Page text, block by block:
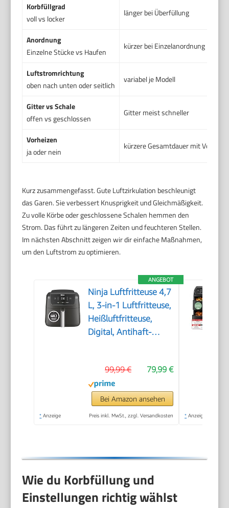
Korbfüllgrad
voll vs locker
länger bei Überfüllung
Anordnung
Einzelne Stücke vs Haufen
kürzer bei Einzelanordnung
Luftstromrichtung
oben nach unten oder seitlich
variabel je Modell
Gitter vs Schale
offen vs geschlossen
Gitter meist schneller
Vorheizen
ja oder nein
kürzere Gesamtdauer mit
Kurz zusammengefasst. Gute Luftzirkulation beschleunigt
das Garen. Sie verbessert Knusprigkeit und Gleichmäßigkeit.
Zu volle Körbe oder geschlossene Schalen hemmen den
Strom. Das führt zu längeren Zeiten und feuchteren Stellen.
Im nächsten Abschnitt zeigen wir dir einfache Maßnahmen,
um den Luftstrom zu optimieren.
ANGEBOT
Ninja Luftfritteuse 4,7
L, 3-in-1 Luftfritteuse,
Heißluftfritteuse,
Digital, Antihaft-
79,99 €
99,99 €
Bei Amazon ansehen
* Anzeige Preis inkl. MwSt., zzgl. Versandkosten * Anzeige
Wie du Korbfüllung und
Einstellungen richtig wählst